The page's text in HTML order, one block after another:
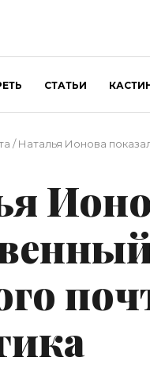
СТАТЬИ
/Наталья Ионова